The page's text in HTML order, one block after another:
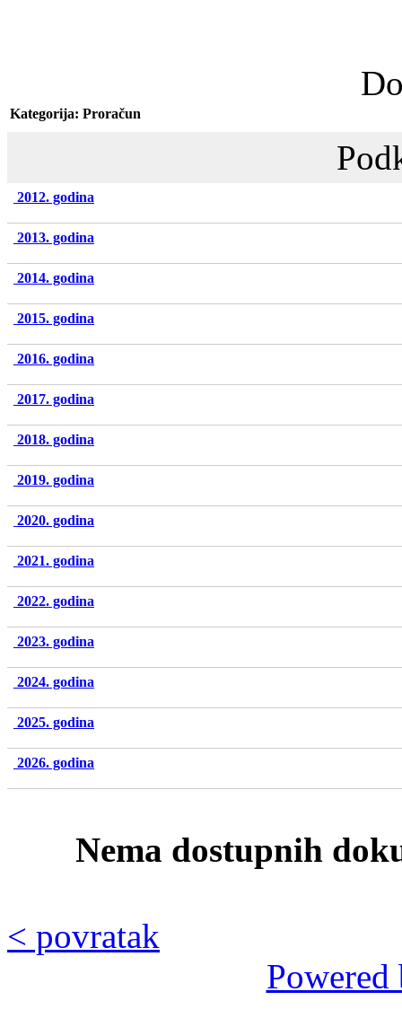
Kategorija: Proračun
2012. godina
2013. godina
2014. godina
2015. godina
2016. godina
2017. godina
2018. godina
2019. godina
2020. godina
2021. godina
2022. godina
2023. godina
2024. godina
2025. godina
2026. godina
Nema dostupnih
< povratak